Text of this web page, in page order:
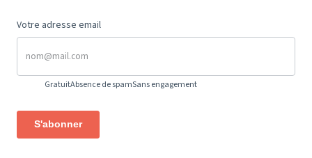
Votre adresse email
GratuitAbsence de spamSans engagement
S'abonner